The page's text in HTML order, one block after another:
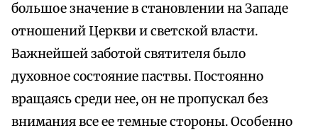
большое значение в становлении на Западе
отношений Церкви и светской власти.
Важнейшей заботой святителя было
духовное состояние паствы. Постоянно
вращаясь среди нее, он не пропускал без
внимания все ее темные стороны. Особенно